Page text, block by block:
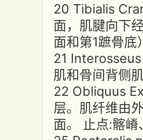
20 Tibialis
面，肌腱向下
面和第1蹠骨底
21
肌和骨间背侧
22 Obliquus
层。肌纤维由
面。 止点:髂